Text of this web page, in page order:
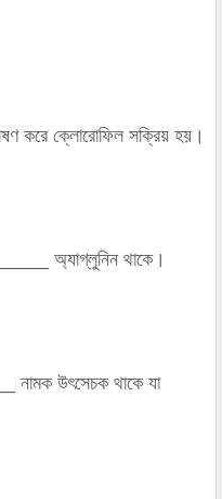
করে ক্লোরোফিল সক্রিয় হয়।
অ্যাগ্লুনিন থাকে।
নামক উৎসেচক থাকে যা